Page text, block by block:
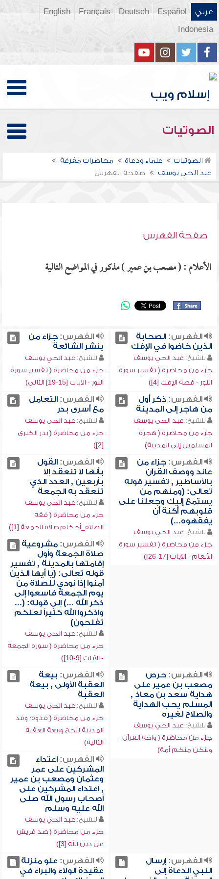
عربي Español
Deutsch
Français
English
Indonesia
الصوتيات
الصوتيات علماء ودعاة
محاضرات مفرغة
عبد الحي يوسف
صفحة الفهرس
صفحة الفهرس
الأعلام : ( مصعب بن عمير ) مذكور في المواضع التالية
الفهرس:الصحابة
الذين خاضوا في الإفك
للشيخ: عبد الحي يوسف
جزء من محاضرة ( تفسير سورة
النور - قصة الإفك [4])
الفهرس:جزاء من
ينشر الشائعة
للشيخ: عبد الحي يوسف
جزء من محاضرة ( تفسير سورة
النور - الآيات [15-19] الثاني)
الفهرس: ذكر أول
من هاجر إلى المدينة
للشيخ: عبد الحي يوسف
جزء من محاضرة ( هجرة
المسلمين إلى المدينة)
الفهرس:التعامل
مع أسرى بدر
للشيخ: عبد الحي يوسف
جزء من محاضرة ( بدر الكبرى
[2])
الفهرس:جزاء من
عاند ووصف القرآن
بالأساطير , تفسير قوله
تعالى: (ومنهم من
يستمع إليك وجعلنا على
قلوبهم أكنة أن
يفقهوه...)
للشيخ: عبد الحي يوسف
جزء من محاضرة ( تفسير سورة
الأنعام - الآيات [17-26])
الفهرس:القول
بأنها لا تنعقد إلا
بأربعين , العدد الذي
تنعقد به الجمعة
للشيخ: عبد الحي يوسف
جزء من محاضرة ( فقه
الصلاة_أحكام صلاة الجمعة [1])
الفهرس:مشروعية
صلاة الجمعة وأول
إقامتها بالمدينة , تفسير
قوله تعالى: (يا أيها الذين
آمنوا إذا نودي للصلاة من
يوم الجمعة فاسعوا إلى
ذكر الله ...) إلى قوله: (...
واذكروا الله كثيراً لعلكم
تفلحون)
للشيخ: عبد الحي يوسف
جزء من محاضرة ( سورة الجمعة
- الآيات [9-10])
الفهرس:حرص
مصعب بن عمير على
هداية سعد بن معاذ ,
المسلم يحب الهداية
والصلاح لغيره
للشيخ: عبد الحي يوسف
جزء من محاضرة ( واحة القرآن -
ولتكن منكم أمة)
الفهرس: بيعة
العقبة الأولى , بيعة
العقبة
للشيخ: عبد الحي يوسف
جزء من محاضرة ( قدوم وفد
المدينة للحج وبيعة العقبة
الثانية)
الفهرس:اعتداء
المشركين على عمر
وعثمان ومصعب بن عمير
, اعتداء المشركين على
أصحاب رسول الله صلى
الله عليه وسلم
للشيخ: عبد الحي يوسف
جزء من محاضرة ( صد قريش
عن دين الله [3])
الفهرس:إرسال
النبي الدعاة إلى
الفهرس: علو منزلة
عقيدة الولاء والبراء في